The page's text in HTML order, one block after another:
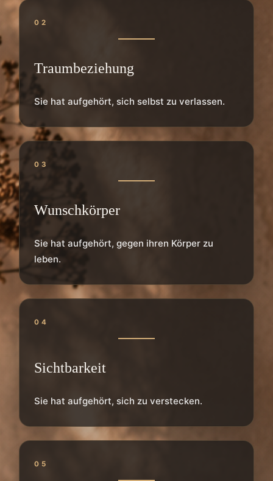
02
Traumbeziehung
Sie hat aufgehört, sich selbst zu verlassen.
03
Wunschkörper
Sie hat aufgehört, gegen ihren Körper zu
leben.
04
Sichtbarkeit
Sie hat aufgehört, sich zu verstecken.
05